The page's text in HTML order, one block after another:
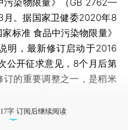
染物限量》（GB 2762—
月。据国家卫健委2020年8
标准 食品中污染物限量》
明，最新修订启动于2016
公开征求意见，8个月后第
订的重要调整之一，是稻米
字 订阅后继续阅读